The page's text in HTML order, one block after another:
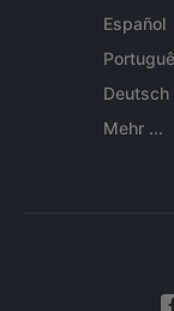
Español
Deutsch
Mehr ...